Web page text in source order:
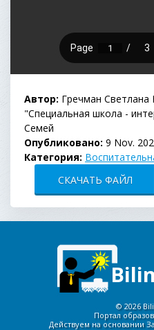
Автор: Гречман Светлана
"Специальная школа -
Семей
Опубликовано: 9 Nov.
Категория:
СКАЧАТЬ ФАЙЛ
©2026
Портал
Действуем на основании